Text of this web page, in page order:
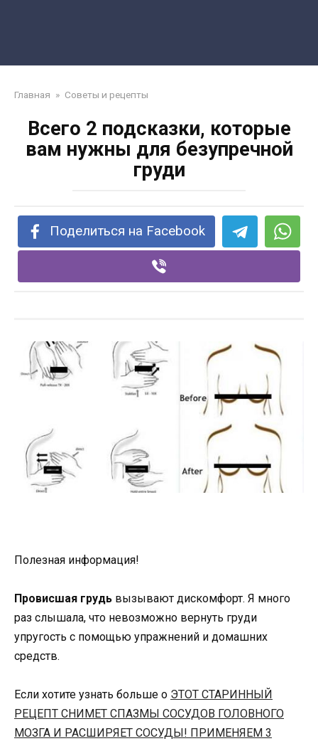
Главная » Советы и рецепты
Всего 2 подсказки, которые
вам нужны для безупречной
груди
Поделиться на Facebook
Полезная информация!
Провисшая грудь вызывают дискомфорт. Я много
раз слышала, что невозможно вернуть груди
упругость с помощью упражнений и домашних
средств.
Если хотите узнать больше о ЭТОТ СТАРИННЫЙ
РЕЦЕПТ СНИМЕТ СПАЗМЫ СОСУДОВ ГОЛОВНОГО
МОЗГА И РАСШИРЯЕТ СОСУДЫ! ПРИМЕНЯЕМ 3